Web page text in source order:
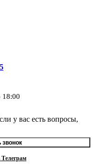
18:00
у вас есть вопросы,
звонок